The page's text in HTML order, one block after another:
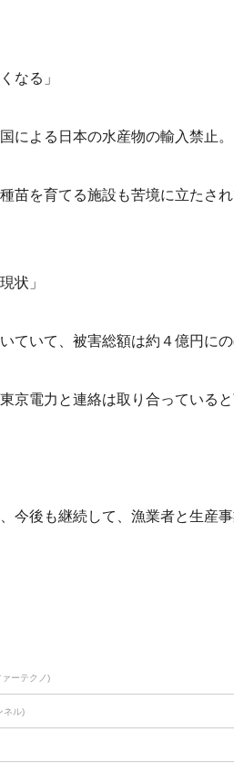
なる」
による日本の水産物の輸入禁止。
苗を育てる施設も苦境に立たされ
状」
ていて、被害総額は約４億円にの
京電力と連絡は取り合っている
今後も継続して、漁業者と生産
ーテクノ)
ネル)